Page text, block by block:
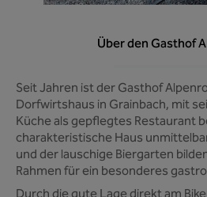
Über den Gasthof
Seit Jahren ist der Gasthof
Dorfwirtshaus in Grainbach, mit
Küche als gepflegtes Restaurant
charakteristische Haus
und der lauschige Biergarten
Rahmen für ein besonderes